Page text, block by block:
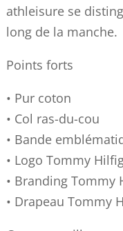
athleisure se
long de la manche.
Points forts
• Pur coton
• Col ras-du-cou
• Bande
• Logo Tommy
• Branding Tommy
• Drapeau Tommy